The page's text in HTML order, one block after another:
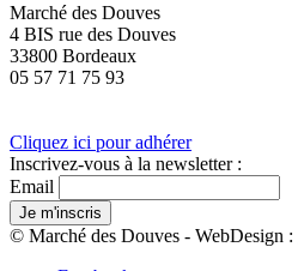
Marché des Douves
4 BIS rue des Douves
33800 Bordeaux
05 57 71 75 93
Cliquez ici pour adhérer
Inscrivez-vous à la newsletter :
Email
© Marché des Douves - WebDesign :